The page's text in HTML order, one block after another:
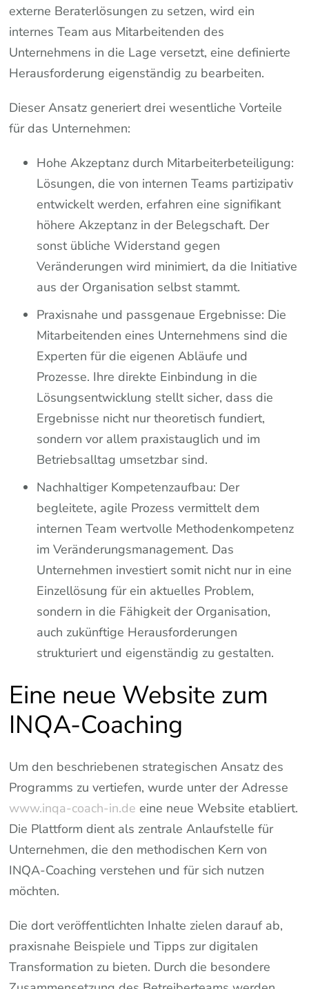
externe Beraterlösungen zu setzen, wird ein
internes Team aus Mitarbeitenden des
Unternehmens in die Lage versetzt, eine definierte
Herausforderung eigenständig zu bearbeiten.
Dieser Ansatz generiert drei wesentliche Vorteile
für das Unternehmen:
Hohe Akzeptanz durch Mitarbeiterbeteiligung:
Lösungen, die von internen Teams partizipativ
entwickelt werden, erfahren eine signifikant
höhere Akzeptanz in der Belegschaft. Der
sonst übliche Widerstand gegen
Veränderungen wird minimiert, da die Initiative
aus der Organisation selbst stammt.
Praxisnahe und passgenaue Ergebnisse: Die
Mitarbeitenden eines Unternehmens sind die
Experten für die eigenen Abläufe und
Prozesse. Ihre direkte Einbindung in die
Lösungsentwicklung stellt sicher, dass die
Ergebnisse nicht nur theoretisch fundiert,
sondern vor allem praxistauglich und im
Betriebsalltag umsetzbar sind.
Nachhaltiger Kompetenzaufbau: Der
begleitete, agile Prozess vermittelt dem
internen Team wertvolle Methodenkompetenz
im Veränderungsmanagement. Das
Unternehmen investiert somit nicht nur in eine
Einzellösung für ein aktuelles Problem,
sondern in die Fähigkeit der Organisation,
auch zukünftige Herausforderungen
strukturiert und eigenständig zu gestalten.
Eine neue Website zum
INQA-Coaching
Um den beschriebenen strategischen Ansatz des
Programms zu vertiefen, wurde unter der Adresse
www.inqa-coach-in.de eine neue Website etabliert.
Die Plattform dient als zentrale Anlaufstelle für
Unternehmen, die den methodischen Kern von
INQA-Coaching verstehen und für sich nutzen
möchten.
Die dort veröffentlichten Inhalte zielen darauf ab,
praxisnahe Beispiele und Tipps zur digitalen
Transformation zu bieten. Durch die besondere